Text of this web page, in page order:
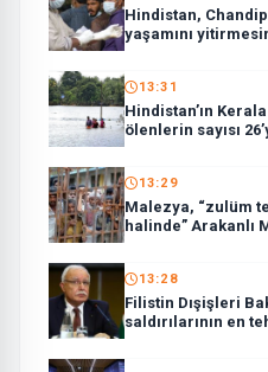
Hindistan,
yaşamını
13:31
Hindistan’ın
ölenlerin sayısı
13:29
Malezya, “zulüm
halinde” Arakanlı
13:28
Filistin Dışişleri
saldırılarının en